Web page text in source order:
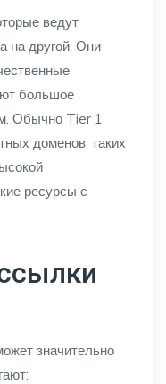
ведут
на другой. Они
большое
Обычно Tier 1
доменов, таких
ресурсы с
значительно